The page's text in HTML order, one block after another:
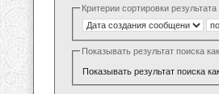
Критерии сортировки
Показывать результат поиска как
Показывать результат поиска